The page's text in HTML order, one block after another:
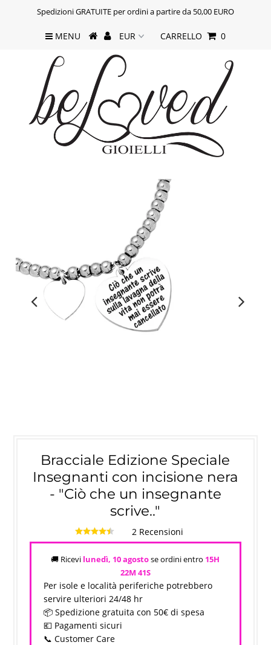
Spedizioni GRATUITE per ordini a partire da 50,00 EURO
MENU CARRELLO 0
Bracciale Edizione Speciale
Insegnanti con incisione nera
- "Ciò che un insegnante
scrive.."
2 Recensioni
🚚 Ricevi lunedì, 10 agostose ordini entro 15H
22M 40S
Per isole e località periferiche potrebbero
servire ulteriori 24/48 hr
📦 Spedizione gratuita con 50€ di spesa
💶 Pagamenti sicuri
📞 Customer Care